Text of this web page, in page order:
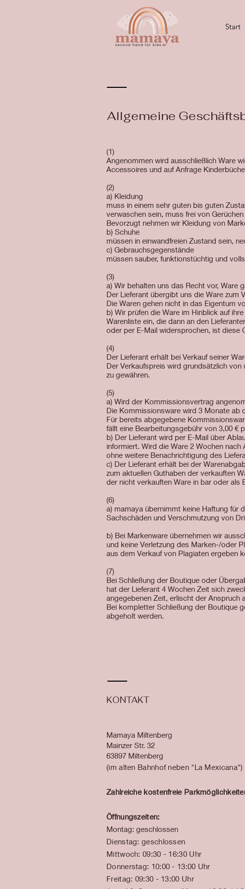
Start
Allgemeine
(1)
Angenommen wird ausschließlich Ware
Accessoires und auf Anfrage
(2)
a) Kleidung
muss in einem sehr guten bis guten
verwaschen sein, muss frei von
Bevorzugt nehmen wir Kleidung von
b) Schuhe
müssen in einwandfreien Zustand sein,
c) Gebrauchsgegenstände
müssen sauber, funktionstüchtig und
(3)
a) Wir behalten uns das Recht vor, Ware
Der Lieferant übergibt uns die Ware zum
Die Waren gehen nicht in das Eigentum
b) Wir prüfen die Ware im Hinblick auf
Warenliste ein, die dann an den
oder per E-Mail widersprochen, ist diese
(4)
Der Lieferant erhält bei Verkauf seiner
Der Verkaufspreis wird grundsätzlich
zu gewähren.
(5)
a) Wird der Kommissionsvertrag
Die Kommissionsware wird 3 Monate
Für bereits abgegebene
fällt eine Bearbeitungsgebühr von 3,00 €
b) Der Lieferant wird per E-Mail über
informiert. Wird die Ware 2 Wochen
ohne weitere Benachrichtigung des
c) Der Lieferant erhält bei der
zum aktuellen Guthaben der verkauften
der nicht verkauften Ware in bar oder als
(6)
a) mamaya übernimmt keine Haftung für
Sachschäden und Verschmutzung von
b) Bei Markenware übernehmen wir
und keine Verletzung des Marken-/oder
aus dem Verkauf von Plagiaten ergeben
(7)
Bei Schließung der Boutique oder
hat der Lieferant 4 Wochen Zeit sich
angegebenen Zeit, erlischt der Anspruch
Bei kompletter Schließung der Boutique
abgeholt werden.
KONTAKT
Mamaya Miltenberg
Mainzer Str. 32
63897 Miltenberg
​​(im alten Bahnhof neben "La Mexicana")
Zahlreiche kostenfreie
Öffnungszeiten:
Montag: geschlossen
Dienstag: geschlossen
Mittwoch: 09:30 - 16:30 Uhr
Donnerstag: 10:00 - 13:00 Uhr
Freitag: 09:30 - 13:00 Uhr